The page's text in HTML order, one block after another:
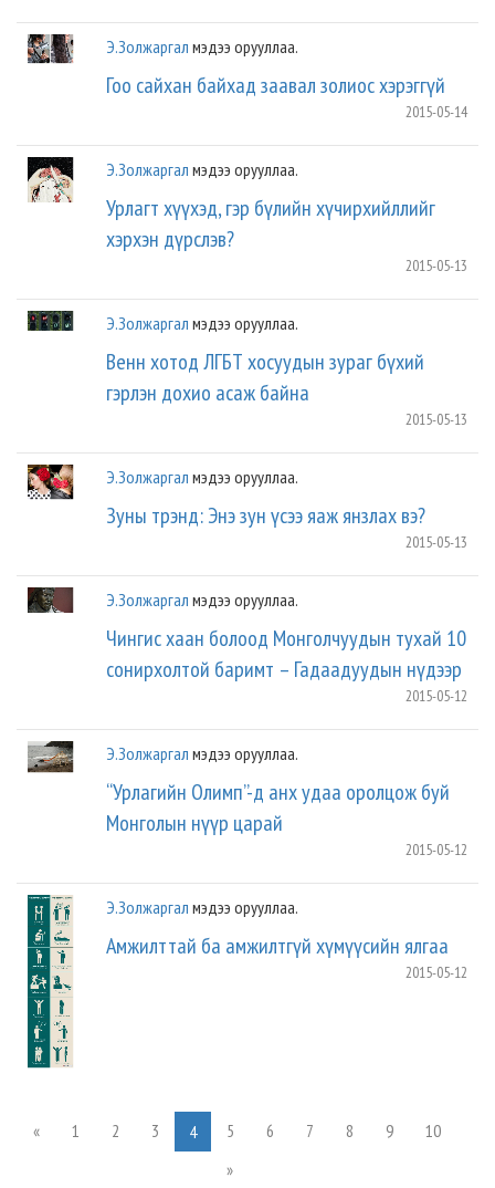
Э.Золжаргал мэдээ орууллаа.
Гоо сайхан байхад заавал золиос хэрэггүй
2015-05-14
Э.Золжаргал мэдээ орууллаа.
Урлагт хүүхэд, гэр бүлийн хүчирхийллийг
хэрхэн дүрслэв?
2015-05-13
Э.Золжаргал мэдээ орууллаа.
Венн хотод ЛГБТ хосуудын зураг бүхий
гэрлэн дохио асаж байна
2015-05-13
Э.Золжаргал мэдээ орууллаа.
Зуны трэнд: Энэ зун үсээ яаж янзлах вэ?
2015-05-13
Э.Золжаргал мэдээ орууллаа.
Чингис хаан болоод Монголчуудын тухай 10
сонирхолтой баримт – Гадаадуудын нүдээр
2015-05-12
Э.Золжаргал мэдээ орууллаа.
“Урлагийн Олимп”-д анх удаа оролцож буй
Монголын нүүр царай
2015-05-12
Э.Золжаргал мэдээ орууллаа.
Амжилттай ба амжилтгүй хүмүүсийн ялгаа
2015-05-12
« 1 2 3 4 5 6 7 8 9
10
»